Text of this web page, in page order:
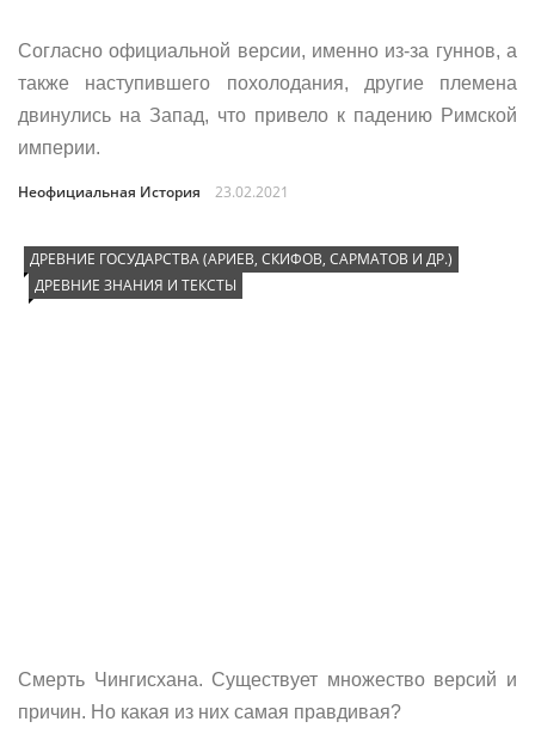
Согласно официальной версии, именно из-за гуннов, а
также наступившего похолодания, другие племена
двинулись на Запад, что привело к падению Римской
империи.
Неофициальная История 23.02.2021
ДРЕВНИЕ ГОСУДАРСТВА (АРИЕВ, СКИФОВ, САРМАТОВ И ДР.)
ДРЕВНИЕ ЗНАНИЯ И ТЕКСТЫ
Смерть Чингисхана. Существует множество версий и
причин. Но какая из них самая правдивая?